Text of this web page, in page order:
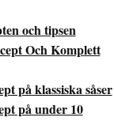
och tipsen
Och Komplett
på klassiska såser
på under 10